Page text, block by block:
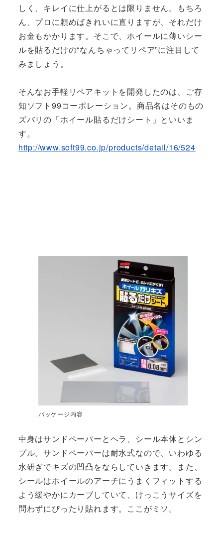
しく、キレイに仕上がるとは限りません。もちろ
ん、プロに頼めばきれいに直りますが、それだけ
お金もかかります。そこで、ホイールに薄いシー
ルを貼るだけの“なんちゃってリペア”に注目して
みましょう。
そんなお手軽リペアキットを開発したのは、ご存
知ソフト99コーポレーション。商品名はそのもの
ズバリの「ホイール貼るだけシート」といいま
す。
http://www.soft99.co.jp/products/detail/16/524
パッケージ内容
中身はサンドペーパーとヘラ、シール本体とシン
プル。サンドペーパーは耐水式なので、いわゆる
水研ぎでキズの凹凸をならしていきます。また、
シールはホイールのアーチにうまくフィットする
よう緩やかにカーブしていて、けっこうサイズを
問わずにぴったり貼れます。ここがミソ。